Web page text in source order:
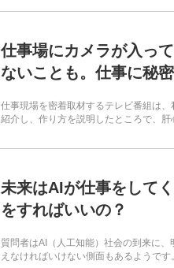
仕事場にカメラが入っ
ないことも。仕事に秘
仕事現場を密着取材するテレビ番組は
紹介し、作り方を説明したところで、肝
未来はAIが仕事をして
をすればいいの？
質問者はAI（人工知能）社会の到来に
えなければいけない側面もあるようで